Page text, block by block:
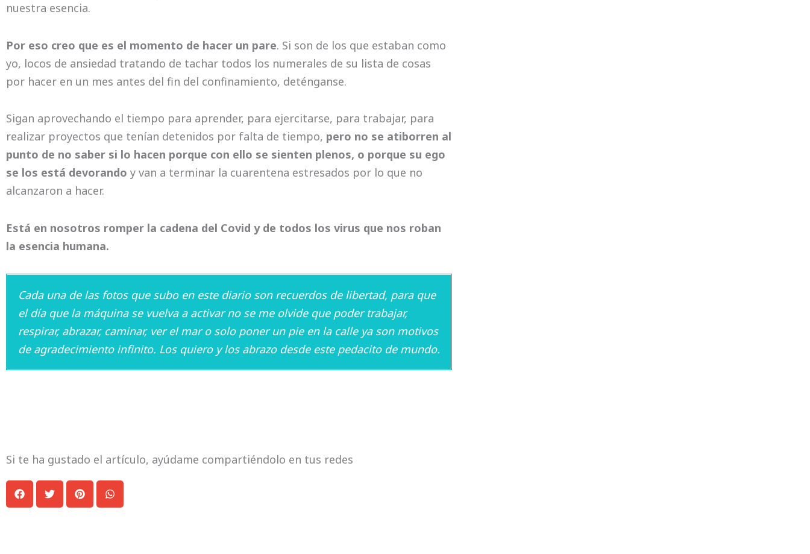
nuestra esencia.
Por eso creo que es el momento de hacer un pare. Si son de los que estaban como
yo, locos de ansiedad tratando de tachar todos los numerales de su lista de cosas
por hacer en un mes antes del fin del confinamiento, deténganse.
Sigan aprovechando el tiempo para aprender, para ejercitarse, para trabajar, para
realizar proyectos que tenían detenidos por falta de tiempo, pero no se atiborren al
punto de no saber si lo hacen porque con ello se sienten plenos, o porque su ego
se los está devorando y van a terminar la cuarentena estresados por lo que no
alcanzaron a hacer.
Está en nosotros romper la cadena del Covid y de todos los virus que nos roban
la esencia humana.
Cada una de las fotos que subo en este diario son recuerdos de libertad, para que
el día que la máquina se vuelva a activar no se me olvide que poder trabajar,
respirar, abrazar, caminar, ver el mar o solo poner un pie en la calle ya son motivos
de agradecimiento infinito. Los quiero y los abrazo desde este pedacito de mundo.
Si te ha gustado el artículo, ayúdame compartiéndolo en tus redes